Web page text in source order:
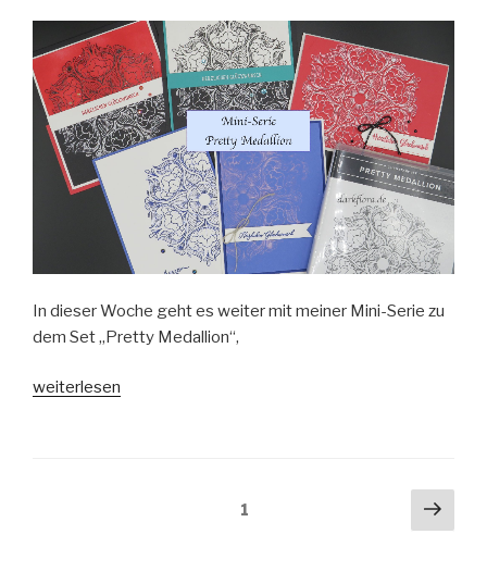
In dieser Woche geht es weiter mit meiner Mini-Serie zu
dem Set „Pretty Medallion“,
„Mini-
weiterlesen
1